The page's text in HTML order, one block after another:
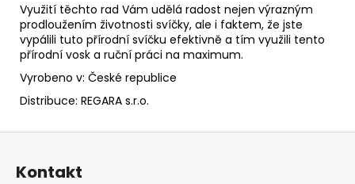
Využití těchto rad Vám udělá radost nejen výrazným
prodloužením životnosti svíčky, ale i faktem, že jste
vypálili tuto přírodní svíčku efektivně a tím využili tento
přírodní vosk a ruční práci na maximum.
Vyrobeno v: České republice
Distribuce: REGARA s.r.o.
Z
Kontakt